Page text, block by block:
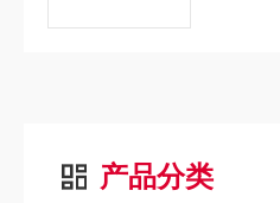
产品分类